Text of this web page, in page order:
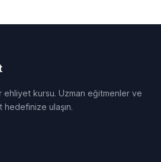
ehliyet kursu. Uzman eğitmenler ve
ulaşın.